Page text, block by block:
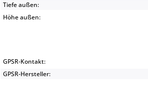
Tiefe außen:
Höhe außen:
GPSR-Kontakt:
GPSR-Hersteller: